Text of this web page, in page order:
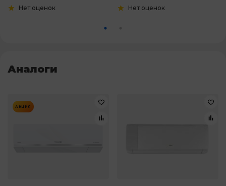
Нет оценок Нет оценок
Аналоги
АКЦИЯ